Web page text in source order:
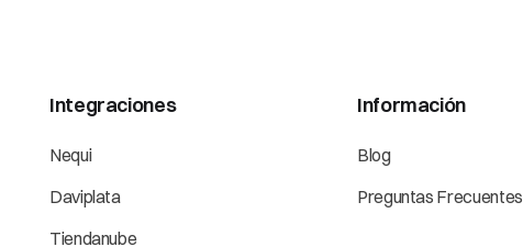
Integraciones
Nequi
Daviplata
Tiendanube
Información
Blog
Preguntas Frecuentes